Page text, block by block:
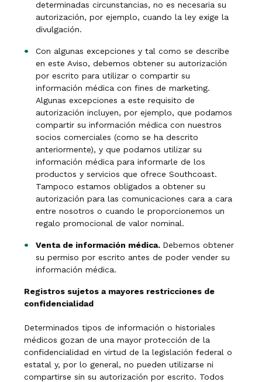
determinadas circunstancias, no es necesaria su
autorización, por ejemplo, cuando la ley exige la
divulgación.
Con algunas excepciones y tal como se describe
en este Aviso, debemos obtener su autorización
por escrito para utilizar o compartir su
información médica con fines de marketing.
Algunas excepciones a este requisito de
autorización incluyen, por ejemplo, que podamos
compartir su información médica con nuestros
socios comerciales (como se ha descrito
anteriormente), y que podamos utilizar su
información médica para informarle de los
productos y servicios que ofrece Southcoast.
Tampoco estamos obligados a obtener su
autorización para las comunicaciones cara a cara
entre nosotros o cuando le proporcionemos un
regalo promocional de valor nominal.
Venta de información médica. Debemos obtener
su permiso por escrito antes de poder vender su
información médica.
Registros sujetos a mayores restricciones de
confidencialidad
Determinados tipos de información o historiales
médicos gozan de una mayor protección de la
confidencialidad en virtud de la legislación federal o
estatal y, por lo general, no pueden utilizarse ni
compartirse sin su autorización por escrito. Todos